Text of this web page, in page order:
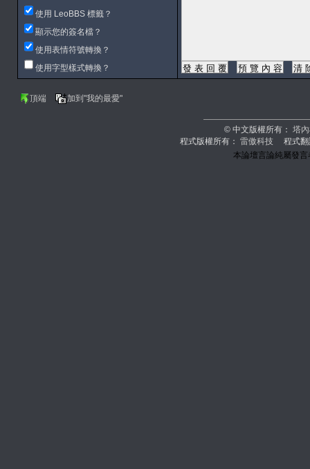
使用 LeoBBS 標籤？
顯示您的簽名檔？
使用表情符號轉換？
使用字型樣式轉換？
頂端 加到"我的最愛"
© 中文版權所有： 塔
程式版權所有： 雷傲科技程式翻
本論壇言論純屬發